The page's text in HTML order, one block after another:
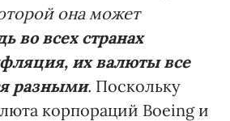
она может
во всех странах
их валюты все
разными. Поскольку
корпораций Boeing и